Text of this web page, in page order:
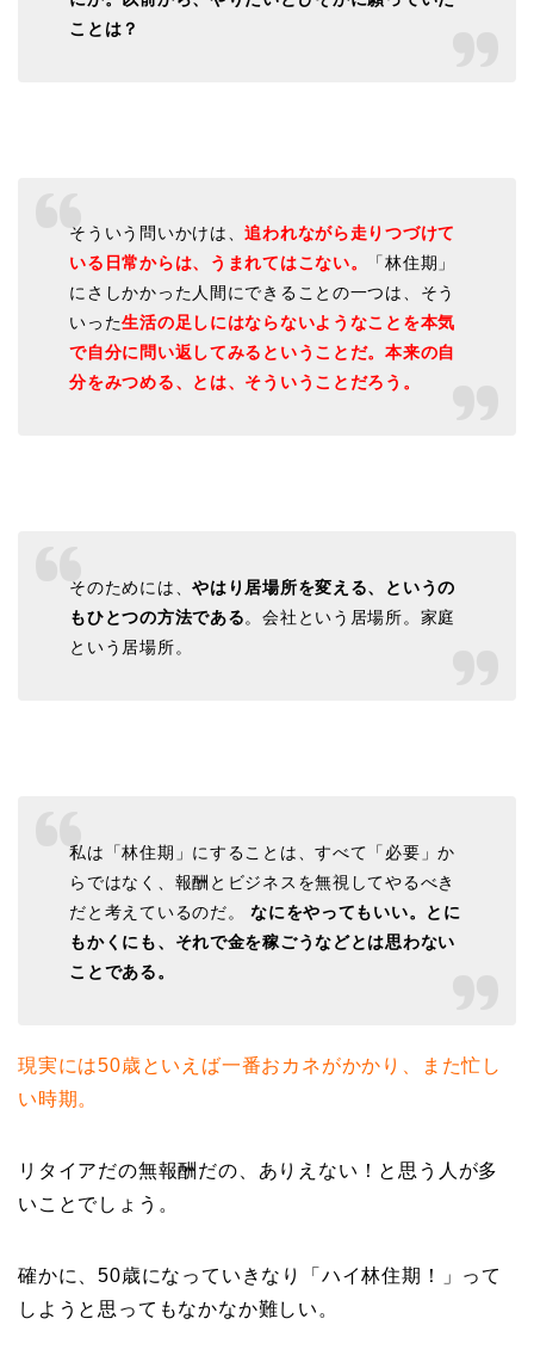
ことは？
そういう問いかけは、追われながら走りつづけて
いる日常からは、うまれてはこない。
「林住期」
にさしかかった人間にできることの一つは、そう
いった生活の足しにはならないようなことを本気
で自分に問い返してみるということだ。本来の自
分をみつめる、とは、そういうことだろう。
そのためには、やはり居場所を変える、というの
もひとつの方法である。会社という居場所。家庭
という居場所。
私は「林住期」にすることは、すべて「必要」か
らではなく、報酬とビジネスを無視してやるべき
だと考えているのだ。なにをやってもいい。とに
もかくにも、それで金を稼ごうなどとは思わない
ことである。
現実には50歳といえば一番おカネがかかり、また忙し
い時期。
リタイアだの無報酬だの、ありえない！と思う人が多
いことでしょう。
確かに、50歳になっていきなり「ハイ林住期！」って
しようと思ってもなかなか難しい。